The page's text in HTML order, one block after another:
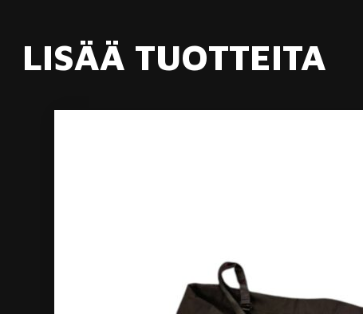
LISÄÄ TUOTTEITA